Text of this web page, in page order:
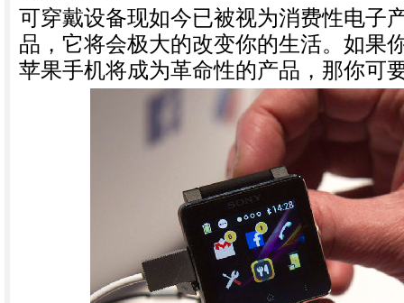
可穿戴设备现如今已被视为消费性电子
品，它将会极大的改变你的生活。如果
苹果手机将成为革命性的产品，那你可